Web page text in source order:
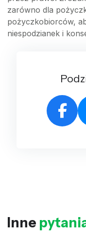
zarówno dla
pożyczkobiorców,
niespodzianek i
Inne